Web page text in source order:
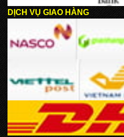
DỊCH VỤ GIAO HÀNG